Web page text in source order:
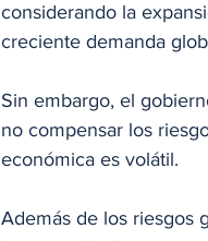
considerando la
creciente demanda
Sin embargo, el
no compensar los
económica es volátil.
Además de los riesgos